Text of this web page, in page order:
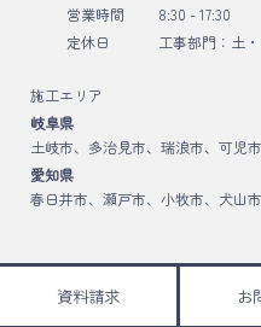
資料請求 お
営業時間
8:30 - 17:30
定休日
工事部門：土
施工エリア
岐阜県
土岐市、多治見市、瑞浪市、可児
愛知県
春日井市、瀬戸市、小牧市、犬山市
Copyright © 水野